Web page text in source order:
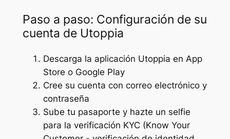
Paso a paso: Configuración de su
cuenta de Utoppia
Descarga la aplicación Utoppia en App
Store o Google Play
Cree su cuenta con correo electrónico y
contraseña
Sube tu pasaporte y hazte un selfie
para la verificación KYC (Know Your